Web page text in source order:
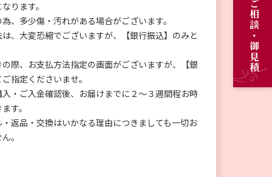
ります。
、多少傷・汚れがある場合がございます。
、大変恐縮でございますが、【銀行振込】のみと
の際、お支払方法指定の画面がございますが、【銀
指定くださいませ。
・ご入金確認後、お届けまでに２～３週間程お時
す。
返品・交換はいかなる理由につきましても一切お
。